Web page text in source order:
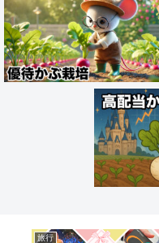
旅行